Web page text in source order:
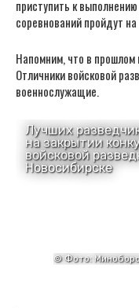
приступить к
соревнований пройдут
Напомним, что в прошлом
Отличники войсковой
военнослужащие.